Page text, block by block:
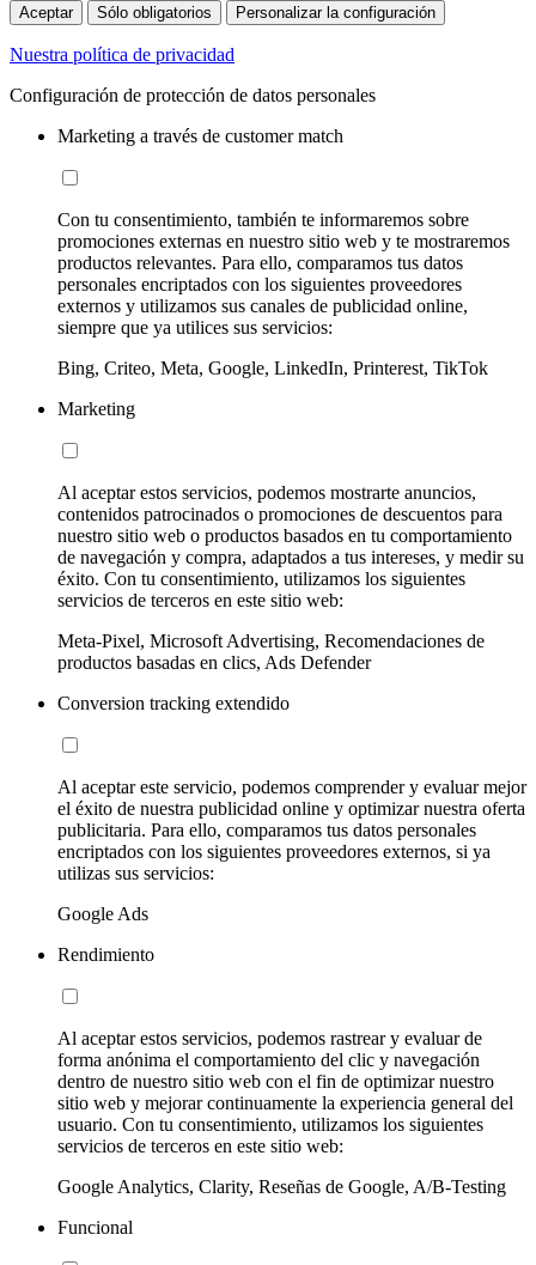
Aceptar Sólo obligatorios Personalizar la configuración
Nuestra política de privacidad
Configuración de protección de datos personales
Marketing a través de customer match
Con tu consentimiento, también te informaremos sobre
promociones externas en nuestro sitio web y te mostraremos
productos relevantes. Para ello, comparamos tus datos
personales encriptados con los siguientes proveedores
externos y utilizamos sus canales de publicidad online,
siempre que ya utilices sus servicios:
Bing, Criteo, Meta, Google, LinkedIn, Printerest, TikTok
Marketing
Al aceptar estos servicios, podemos mostrarte anuncios,
contenidos patrocinados o promociones de descuentos para
nuestro sitio web o productos basados en tu comportamiento
de navegación y compra, adaptados a tus intereses, y medir su
éxito. Con tu consentimiento, utilizamos los siguientes
servicios de terceros en este sitio web:
Meta-Pixel, Microsoft Advertising, Recomendaciones de
productos basadas en clics, Ads Defender
Conversion tracking extendido
Al aceptar este servicio, podemos comprender y evaluar mejor
el éxito de nuestra publicidad online y optimizar nuestra oferta
publicitaria. Para ello, comparamos tus datos personales
encriptados con los siguientes proveedores externos, si ya
utilizas sus servicios:
Google Ads
Rendimiento
Al aceptar estos servicios, podemos rastrear y evaluar de
forma anónima el comportamiento del clic y navegación
dentro de nuestro sitio web con el fin de optimizar nuestro
sitio web y mejorar continuamente la experiencia general del
usuario. Con tu consentimiento, utilizamos los siguientes
servicios de terceros en este sitio web:
Google Analytics, Clarity, Reseñas de Google, A/B-Testing
Funcional